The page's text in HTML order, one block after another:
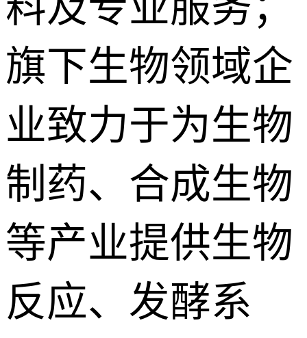
旗下生物领域企
业致力于为生物
制药、合成生物
等产业提供生物
反应、发酵系